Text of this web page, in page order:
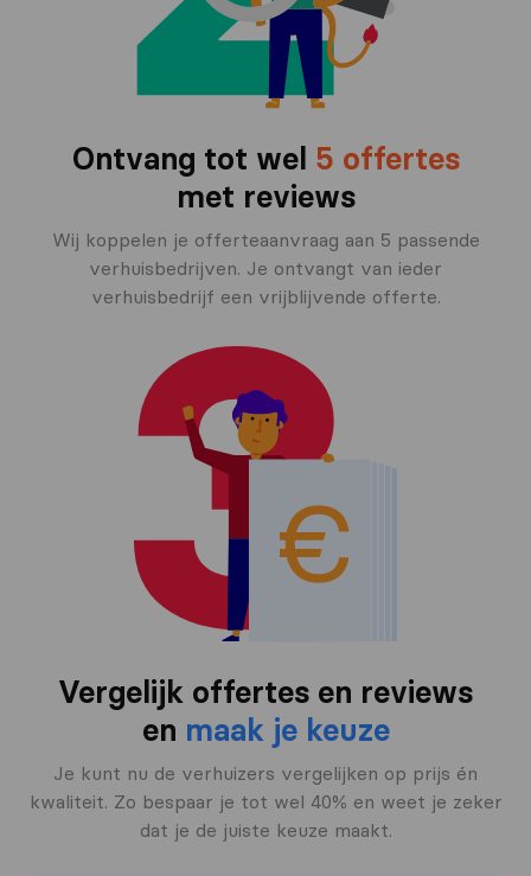
Ontvang tot wel 5 offertes
met reviews
Wij koppelen je offerteaanvraag aan 5 passende
verhuisbedrijven. Je ontvangt van ieder
verhuisbedrijf een vrijblijvende offerte.
Vergelijk offertes en reviews
en maak je keuze
Je kunt nu de verhuizers vergelijken op prijs én
kwaliteit. Zo bespaar je tot wel 40% en weet je zeker
dat je de juiste keuze maakt.